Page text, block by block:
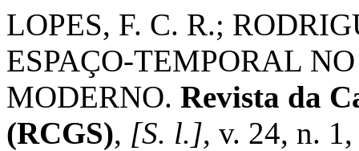
LOPES, F. C. R.;
ESPAÇO-TEMPORAL
MODERNO. Revista da
(RCGS), [S. l.], v. 24, n.